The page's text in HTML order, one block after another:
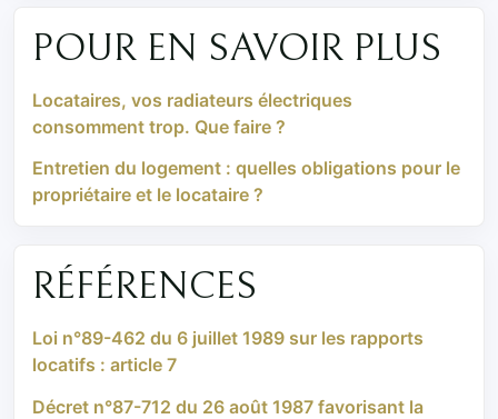
POUR EN SAVOIR PLUS
Locataires, vos radiateurs électriques
consomment trop. Que faire ?
Entretien du logement : quelles obligations pour le
propriétaire et le locataire ?
RÉFÉRENCES
Loi n°89-462 du 6 juillet 1989 sur les rapports
locatifs : article 7
Décret n°87-712 du 26 août 1987 favorisant la